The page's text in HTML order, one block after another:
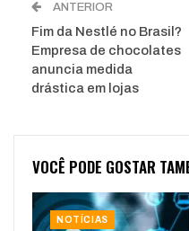
ANTERIOR
Fim da Nestlé no Brasil?
Empresa de chocolates
anuncia medida
drástica em lojas
VOCÊ PODE GOSTAR
NOTÍCIAS